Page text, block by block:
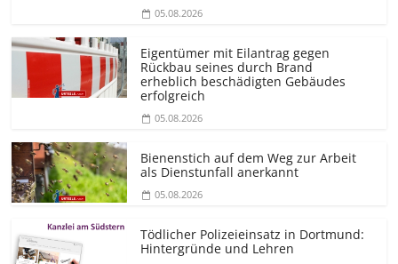
05.08.2026
Eigentümer mit Eilantrag gegen
Rückbau seines durch Brand
erheblich beschädigten Gebäudes
erfolgreich
05.08.2026
Bienenstich auf dem Weg zur Arbeit
als Dienstunfall anerkannt
05.08.2026
Tödlicher Polizeieinsatz in Dortmund:
Hintergründe und Lehren